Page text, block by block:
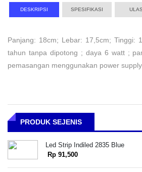
DESKRIPSI SPESIFIKASI
Panjang: 18cm; Lebar: 17,5cm; Tinggi:
tahun tanpa dipotong ; daya 6 watt ;
pemasangan menggunakan power
PRODUK SEJENIS
Led Strip Indiled 2835 Blue
Rp 91,500